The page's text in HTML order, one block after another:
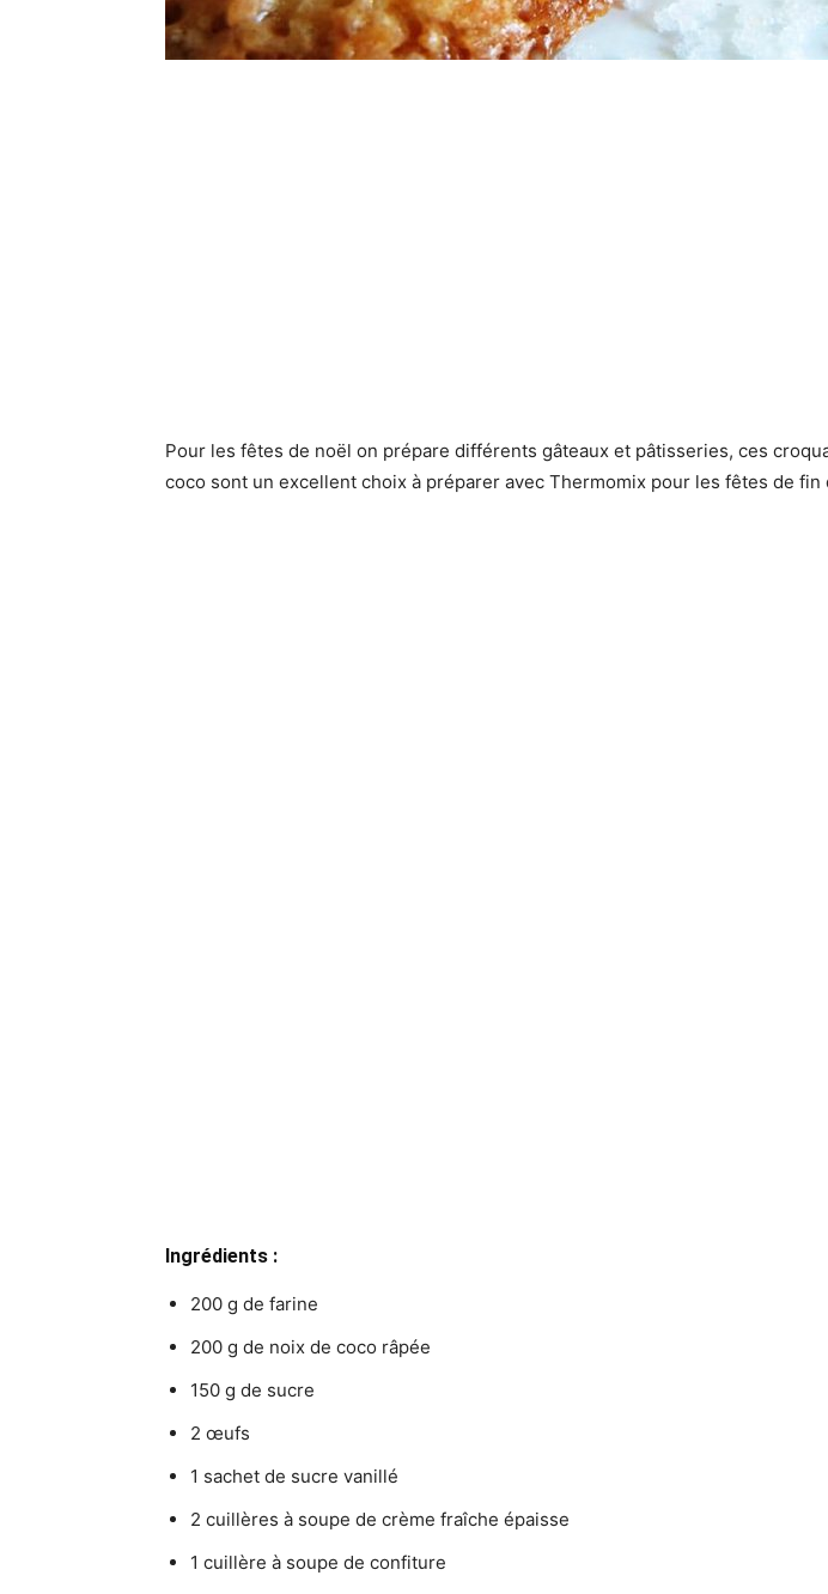
Pour les fêtes de noël on prépare différents gâteaux et pâtisseries, ces
coco sont un excellent choix à préparer avec Thermomix pour les fêtes de fin
Ingrédients :
200 g de farine
200 g de noix de coco râpée
150 g de sucre
2 œufs
1 sachet de sucre vanillé
2 cuillères à soupe de crème fraîche épaisse
1 cuillère à soupe de confiture